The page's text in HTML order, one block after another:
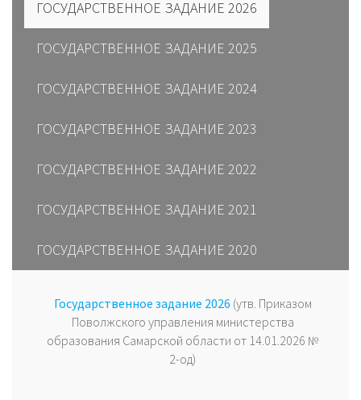
ГОСУДАРСТВЕННОЕ ЗАДАНИЕ 2026
ГОСУДАРСТВЕННОЕ ЗАДАНИЕ 2025
ГОСУДАРСТВЕННОЕ ЗАДАНИЕ 2024
ГОСУДАРСТВЕННОЕ ЗАДАНИЕ 2023
ГОСУДАРСТВЕННОЕ ЗАДАНИЕ 2022
ГОСУДАРСТВЕННОЕ ЗАДАНИЕ 2021
ГОСУДАРСТВЕННОЕ ЗАДАНИЕ 2020
Государственное задание 2026 (утв. Приказом
Поволжского управления министерства
образования Самарской области от 14.01.2026 №
2-од)